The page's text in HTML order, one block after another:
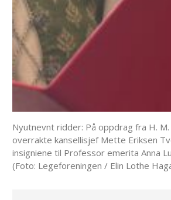
Nyutnevnt ridder: På oppdrag fra H.
overrakte kansellisjef Mette Eriksen
insigniene til Professor emerita Anna
(Foto: Legeforeningen / Elin Lothe